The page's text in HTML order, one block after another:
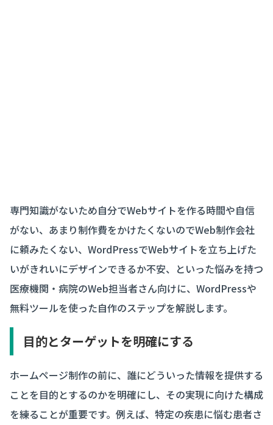
専門知識がないため自分でWebサイトを作る時間や自信
がない、あまり制作費をかけたくないのでWeb制作会社
に頼みたくない、WordPressでWebサイトを立ち上げた
いがきれいにデザインできるか不安、といった悩みを持つ
医療機関・病院のWeb担当者さん向けに、WordPressや
無料ツールを使った自作のステップを解説します。
目的とターゲットを明確にする
ホームページ制作の前に、誰にどういった情報を提供する
ことを目的とするのかを明確にし、その実現に向けた構成
を練ることが重要です。例えば、特定の疾患に悩む患者さ